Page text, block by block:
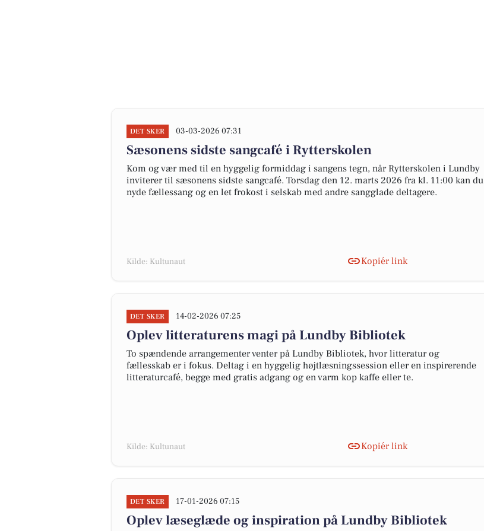
DET SKER 03-03-2026 07:31
Sæsonens sidste sangcafé i Rytterskolen
Kom og vær med til en hyggelig formiddag i sangens tegn, når Rytterskolen i Lundby
inviterer til sæsonens sidste sangcafé. Torsdag den 12. marts 2026 fra kl. 11:00 kan du
nyde fællessang og en let frokost i selskab med andre sangglade deltagere.
Kilde: Kultunaut Kopiér link
DET SKER 14-02-2026 07:25
Oplev litteraturens magi på Lundby Bibliotek
To spændende arrangementer venter på Lundby Bibliotek, hvor litteratur og
fællesskab er i fokus. Deltag i en hyggelig højtlæsningssession eller en inspirerende
litteraturcafé, begge med gratis adgang og en varm kop kaffe eller te.
Kilde: Kultunaut Kopiér link
DET SKER 17-01-2026 07:15
Oplev læseglæde og inspiration på Lundby Bibliotek